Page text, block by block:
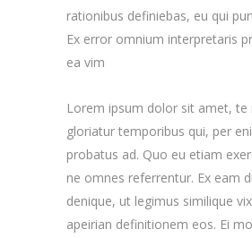
rationibus definiebas, eu qui
Ex error omnium interpretaris
ea vim
Lorem ipsum dolor sit amet, te
gloriatur temporibus qui, per
probatus ad. Quo eu etiam
ne omnes referrentur. Ex eam
denique, ut legimus similique
apeirian definitionem eos. Ei